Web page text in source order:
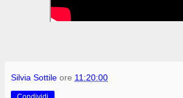
Silvia Sottile ore 11:20:00